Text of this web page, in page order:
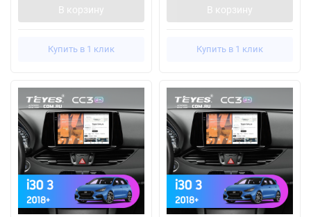
В корзину
Купить в 1 клик
В корзину
Купить в 1 клик